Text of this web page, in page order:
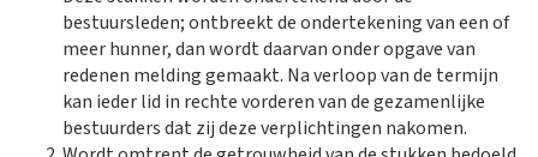
bestuursleden; ontbreekt de ondertekening van een of
meer hunner, dan wordt daarvan onder opgave van
redenen melding gemaakt. Na verloop van de termijn
kan ieder lid in rechte vorderen van de gezamenlijke
bestuurders dat zij deze verplichtingen nakomen.